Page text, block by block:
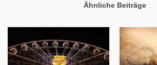
Ähnliche Beiträge